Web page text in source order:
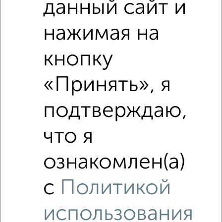
Фотографии
ЖК Тунакова
данный сайт и
нажимая на
кнопку
«Принять», я
подтверждаю,
что я
ознакомлен(а)
с Политикой
использования